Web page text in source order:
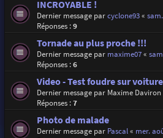
INCROYABLE !
Dernier message parcyclone93«
Réponses :9
Tornade au plus proche !!!
Dernier message par maxime07«
Réponses :6
Video - Test foudre sur voiture
Dernier message par Maxime Daviron
Réponses :7
Photo de malade
Dernier message par Pascal« mer.